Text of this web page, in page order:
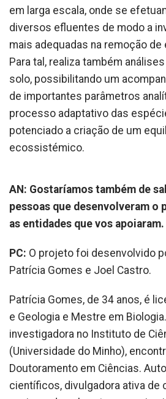
em larga escala, onde se
diversos efluentes de modo a
mais adequadas na remoção
Para tal, realiza também
solo, possibilitando um
de importantes parâmetros
processo adaptativo das
potenciado a criação de um
ecossistémico.
AN: Gostaríamos também de
pessoas que desenvolveram o
as entidades que vos apoiaram.
PC: O projeto foi desenvolvido
Patrícia Gomes e Joel Castro.
Patrícia Gomes, de 34 anos, é
e Geologia e Mestre em
investigadora no Instituto de
(Universidade do Minho),
Doutoramento em Ciências.
científicos, divulgadora ativa de